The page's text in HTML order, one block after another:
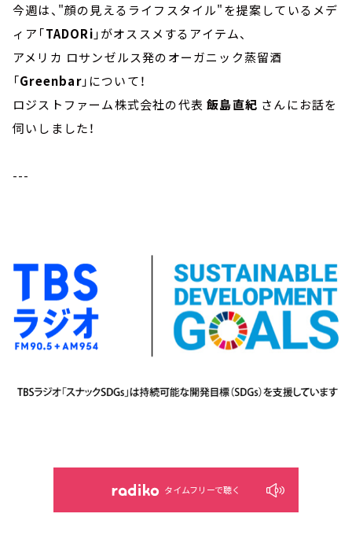
今週は、"顔の見えるライフスタイル"を提案しているメデ
ィア「TADORi 」がオススメするアイテム、
アメリカ ロサンゼルス発のオーガニック蒸留酒
「Greenbar」について！
ロジストファーム株式会社の代表飯島直紀 さんにお話を
伺いしました！
---
タイムフリーで聴く